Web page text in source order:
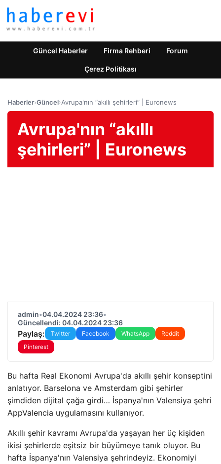
Güncel Haberler Firma Rehberi Forum
Çerez Politikası
Haberler›Güncel›Avrupa'nın “akıllı şehirleri” | Euronews
Avrupa'nın “akıllı
şehirleri” | Euronews
admin•04.04.2024 23:36•
Güncellendi: 04.04.2024 23:36
Paylaş: Twitter Facebook WhatsApp
Reddit
Pinterest
Bu hafta Real Ekonomi Avrupa'da akıllı şehir konseptini
anlatıyor. Barselona ve Amsterdam gibi şehirler
şimdiden dijital çağa girdi… İspanya'nın Valensiya şehri
AppValencia uygulamasını kullanıyor.
Akıllı şehir kavramı Avrupa'da yaşayan her üç kişiden
ikisi şehirlerde eşitsiz bir büyümeye tanık oluyor. Bu
hafta İspanya'nın Valensiya şehrindeyiz. Ekonomiyi